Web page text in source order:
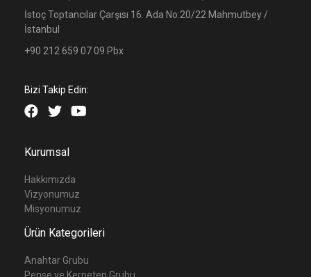
İstoç Toptancılar Çarşısı 16. Ada No:20/22 Mahmutbey /
İstanbul
+90 212 659 07 09 Pbx
Bizi Takip Edin:
Kurumsal
Hakkımızda
Vizyonumuz
Misyonumuz
Ürün Kategorileri
Anahtar Grubu
Pense ve Kerpeten Grubu